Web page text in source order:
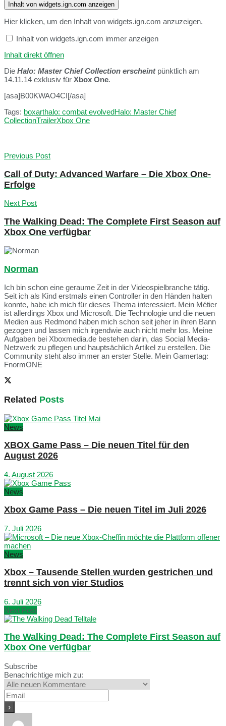
Inhalt von widgets.ign.com anzeigen
Hier klicken, um den Inhalt von widgets.ign.com anzuzeigen.
Inhalt von widgets.ign.com immer anzeigen
Inhalt direkt öffnen
Die Halo: Master Chief Collection erscheint pünktlich am
14.11.14 exklusiv für Xbox One.
[asa]B00KWAO4CI[/asa]
Tags: boxarthalo: combat evolvedHalo: Master Chief
CollectionTrailerXbox One
Previous Post
Call of Duty: Advanced Warfare – Die Xbox One-
Erfolge
Next Post
The Walking Dead: The Complete First Season auf
Xbox One verfügbar
Norman
Ich bin schon eine geraume Zeit in der Videospielbranche tätig.
Seit ich als Kind erstmals einen Controller in den Händen halten
konnte, habe ich mich für dieses Thema interessiert. Mein Métier
ist allerdings Xbox und Microsoft. Die Technologie und die neuen
Medien aus Redmond haben mich schon seit jeher in ihren Bann
gezogen und lassen mich irgendwie auch nicht mehr los. Meine
Aufgaben bei Xboxmedia.de bestehen darin, das Social Media-
Netzwerk zu pflegen und hauptsächlich Artikel zu erstellen. Die
Community steht also immer an erster Stelle. Mein Gamertag:
FnormONE
Related Posts
News
XBOX Game Pass – Die neuen Titel für den
August 2026
4. August 2026
News
Xbox Game Pass – Die neuen Titel im Juli 2026
7. Juli 2026
News
Xbox – Tausende Stellen wurden gestrichen und
trennt sich von vier Studios
6. Juli 2026
Next Post
The Walking Dead: The Complete First Season auf
Xbox One verfügbar
Subscribe
Benachrichtige mich zu: